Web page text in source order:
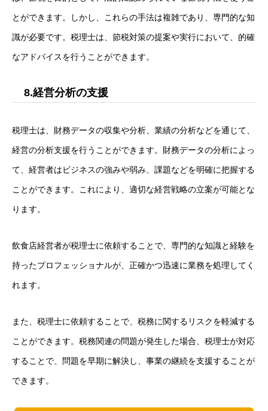
とができます。しかし、これらの手法は複雑であり、専門的な知
識が必要です。税理士は、節税対策の提案や実行において、的確
なアドバイスを行うことができます。
8.経営分析の支援
税理士は、財務データの収集や分析、業績の分析などを通じて、
経営の分析支援を行うことができます。財務データの分析によっ
て、経営者はビジネスの強みや弱み、課題などを明確に把握する
ことができます。これにより、適切な経営戦略の立案が可能とな
ります。
飲食店経営者が税理士に依頼することで、専門的な知識と経験を
持ったプロフェッショナルが、正確かつ迅速に業務を処理してく
れます。
また、税理士に依頼することで、税務に関するリスクを軽減する
ことができます。税務関連の問題が発生した場合、税理士が対応
することで、問題を早期に解決し、事業の継続を支援することが
できます。